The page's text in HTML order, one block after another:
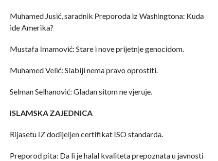
Muhamed Jusić, saradnik Preporoda iz Washingtona: Kuda
ide Amerika?
Mustafa Imamović: Stare i nove prijetnje genocidom.
Muhamed Velić: Slabiji nema pravo oprostiti.
Selman Selhanović: Gladan sitom ne vjeruje.
ISLAMSKA ZAJEDNICA
Rijasetu IZ dodijeljen certifikat ISO standarda.
Preporod pita: Da li je halal kvaliteta prepoznata u javnosti